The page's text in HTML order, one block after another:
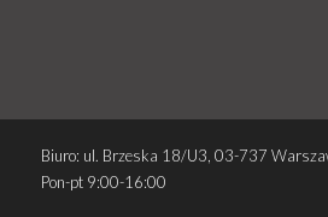
Biuro: ul. Brzeska 18/U3, 03-737
Pon-pt 9:00-16:00